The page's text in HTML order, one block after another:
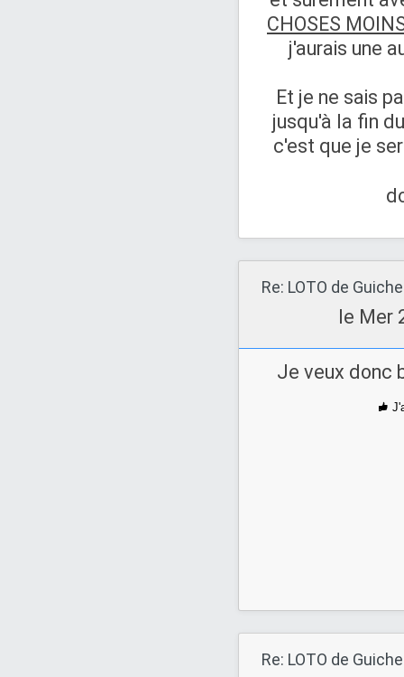
CHOSES
j'aurais une
Et je ne sais
jusqu'à la fin
c'est que je
le Mer
Je veux donc